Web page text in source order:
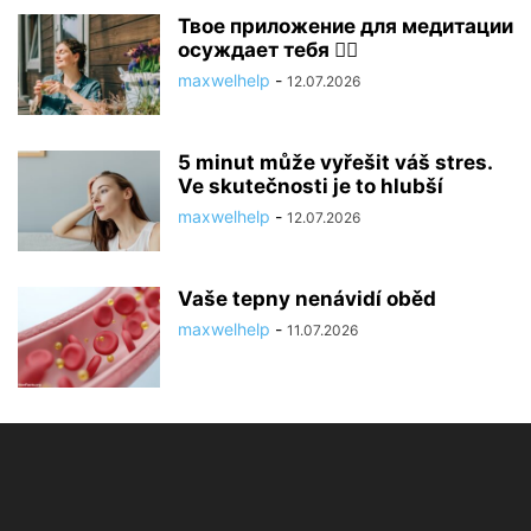
Твое приложение для медитации
осуждает тебя 🧘‍♂️
maxwelhelp - 12.07.2026
5 minut může vyřešit váš stres.
Ve skutečnosti je to hlubší
maxwelhelp - 12.07.2026
Vaše tepny nenávidí oběd
maxwelhelp - 11.07.2026